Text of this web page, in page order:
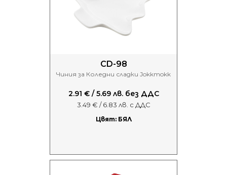
CD-98
Чиния за Коледни сладки Jokkmokk
2.91 € / 5.69 лв. без ДДС
3.49 € / 6.83 лв. с ДДС
Цвят: БЯЛ